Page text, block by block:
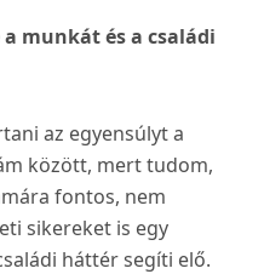
munkát és a családi
az egyensúlyt a
között, mert tudom,
fontos, nem
sikereket is egy
háttér segíti elő.